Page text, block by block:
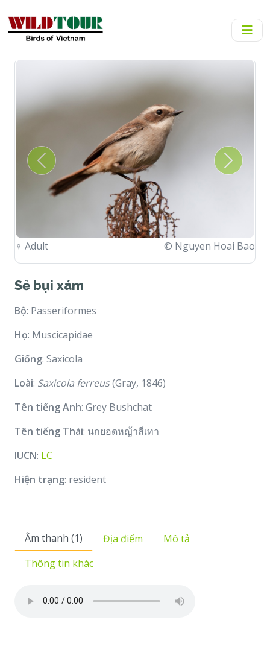
♀ Adult © Nguyen Hoai Bao
Previous Next
Sẻ bụi xám
Bộ: Passeriformes
Họ: Muscicapidae
Giống: Saxicola
Loài: Saxicola ferreus(Gray, 1846)
Tên tiếng Anh: Grey Bushchat
Tên tiếng Thái: นกยอดหญ้าสีเทา
IUCN: LC
Hiện trạng: resident
Âm thanh (1) Địa điểm
Mô tả
Thông tin khác